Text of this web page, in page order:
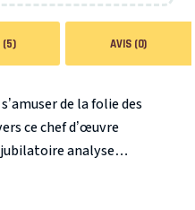
(5) AVIS (0)
de la folie des
ce chef d’œuvre
analyse
le personnage
du conflit des